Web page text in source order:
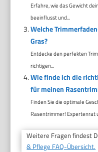
Erfahre, wie das Gewicht
beeinflusst und...
Welche
Gras?
Entdecke den perfekten
richtigen...
Wie finde ich die
für meinen
Finden Sie die optimale
Rasentrimmer! Expertenrat
Weitere Fragen findest
& Pflege FAQ-Übersicht.